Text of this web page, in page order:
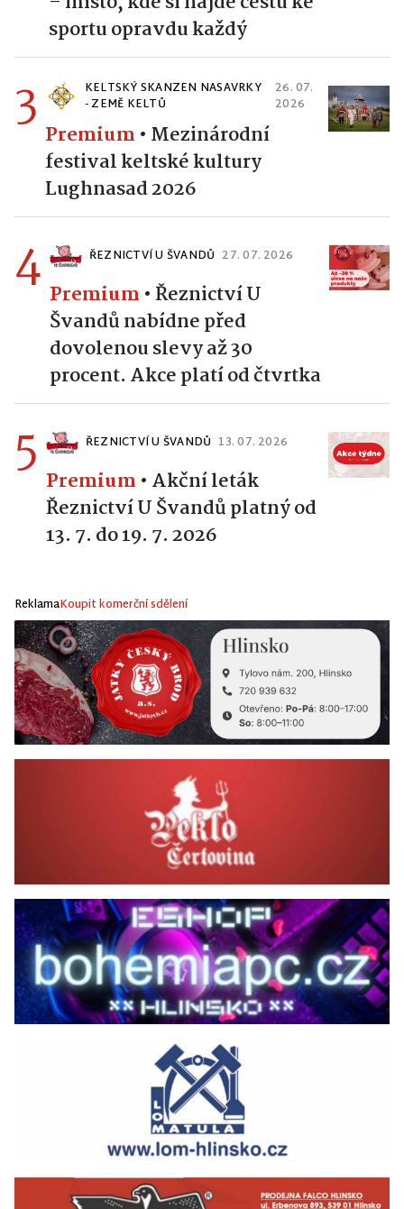
sportu opravdu každý
3
KELTSKÝ SKANZEN NASAVRKY
- ZEMĚ KELTŮ
26. 07.
2026
Premium • Mezinárodní
festival keltské kultury
Lughnasad 2026
4 ŘEZNICTVÍ U ŠVANDŮ 27. 07. 2026
Premium •Řeznictví U
Švandů nabídne před
dovolenou slevy až 30
procent. Akce platí od čtvrtka
5 ŘEZNICTVÍ U ŠVANDŮ 13. 07. 2026
Premium • Akční leták
Řeznictví U Švandů platný od
13. 7. do 19. 7. 2026
ReklamaKoupit komerční sdělení